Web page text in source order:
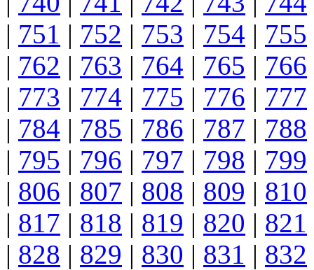
| 751 | 752 | 753 | 754 | 755
| 762 | 763 | 764 | 765 | 766
| 773 | 774 | 775 | 776 | 777
| 784 | 785 | 786 | 787 | 788
| 795 | 796 | 797 | 798 | 799
| 806 | 807 | 808 | 809 | 810
| 817 | 818 | 819 | 820 | 821
| 828 | 829 | 830 | 831 | 832